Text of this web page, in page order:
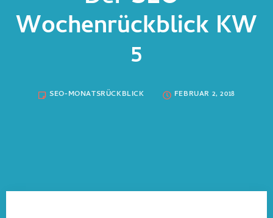
Wochenrückblick KW
5
SEO-MONATSRÜCKBLICK FEBRUAR 2, 2018